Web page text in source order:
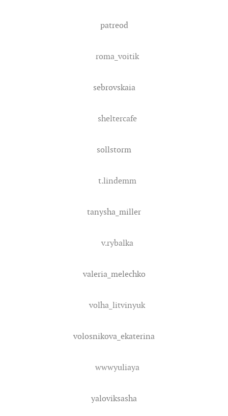
patreod
roma_voitik
sebrovskaia
sheltercafe
sollstorm
t.lindemm
tanysha_miller
v.rybalka
valeria_melechko
volha_litvinyuk
volosnikova_ekaterina
wwwyuliaya
yaloviksasha